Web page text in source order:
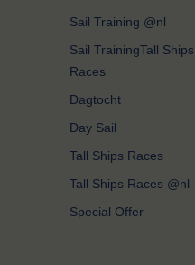
Sail Training @nl
Sail TrainingTall Ships
Races
Dagtocht
Day Sail
Tall Ships Races
Tall Ships Races @nl
Special Offer